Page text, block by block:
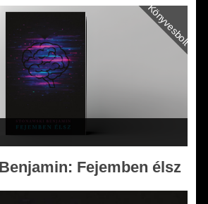
Könyvesbolt
Fejemben élsz